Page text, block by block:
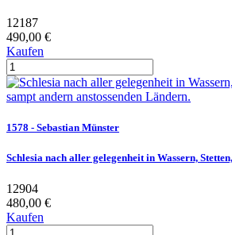
12187
490,00 €
Kaufen
1578 - Sebastian Münster
Schlesia nach aller gelegenheit in Wassern,
12904
480,00 €
Kaufen